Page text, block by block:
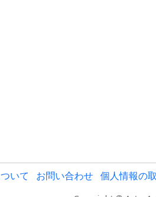
いて お問い合わせ 個人情報の